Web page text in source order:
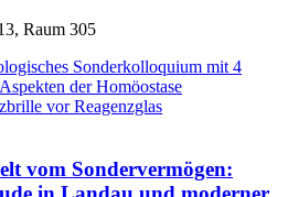
Raum 305
Sonderkolloquium mit 4
der Homöostase
vom Sondervermögen: